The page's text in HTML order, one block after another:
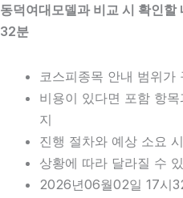
동덕여대모델과 비교 시 확인
32분
코스피종목 안내 범위가
비용이 있다면 포함 항
지
진행 절차와 예상 소요
상황에 따라 달라질 수
2026년06월02일 17시